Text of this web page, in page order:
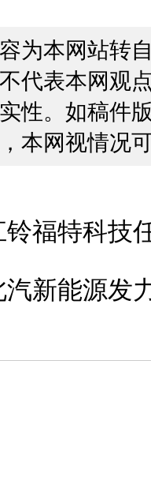
为本网站转
代表本网观
性。如稿件
本网视情况
铃福特科技
汽新能源发